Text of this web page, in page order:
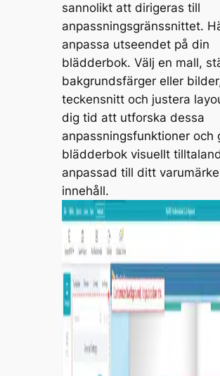
sannolikt att dirigeras till
anpassningsgränssnittet.
anpassa utseendet på din
blädderbok. Välj en mall,
bakgrundsfärger eller
teckensnitt och justera
dig tid att utforska dessa
anpassningsfunktioner och
blädderbok visuellt
anpassad till ditt
innehåll.